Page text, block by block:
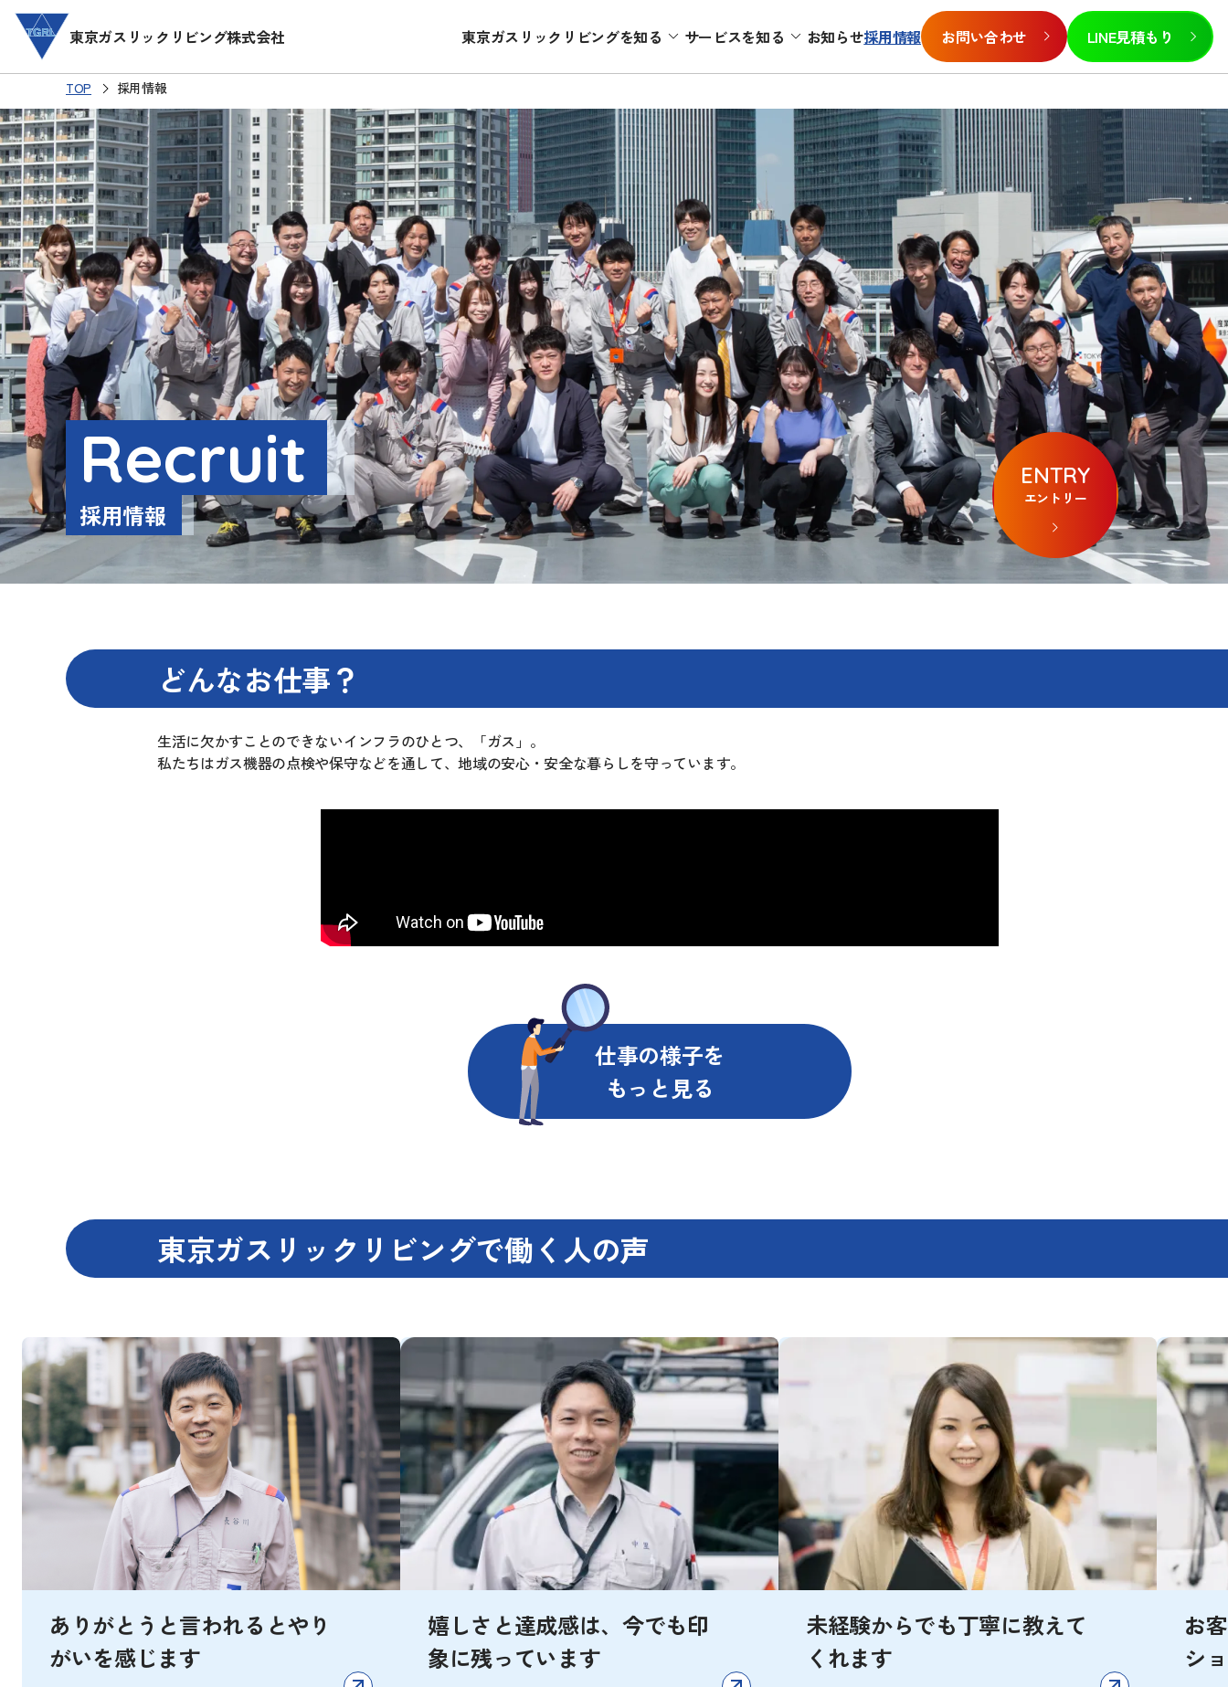
東京ガスリックリビング株式会社 東京ガスリックリビングを知る
About 東京ガスリックリビングを知る
東京ガスリックリビングの考え方 役員紹介 会社情報
沿革 数字で見る
サービスを知る
Service サービスを知る
個人のお客さま
機器修理
リフォーム
機器交換
法人のお客さま
空調設備 ガス配管工事
リフォーム
給排水衛生
設備機器工事
お知らせ採用情報 お問い合わせ LINE見積もり
TOP 採用情報
Recruit
採用情報
ENTRY
エントリー
どんなお仕事？
生活に欠かすことのできないインフラのひとつ、「ガス」。
私たちはガス機器の点検や保守などを通して、地域の安心・安全な暮らしを守っています。
仕事の様子を
もっと見る
東京ガスリックリビングで働く人の声
ありがとうと言われるとやり
がいを感じます
嬉しさと達成感は、今でも印
象に残っています
未経験からでも丁寧に教えて
くれます
お
シ